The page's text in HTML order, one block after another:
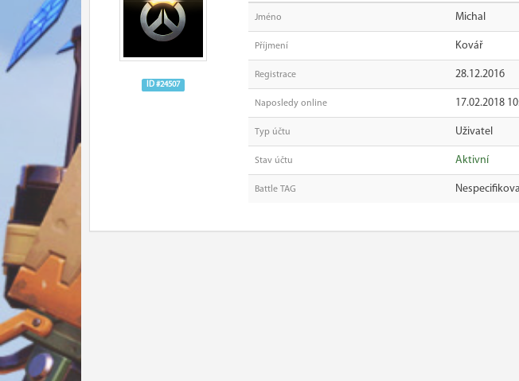
ID #24507
Jméno Michal
Příjmení Kovář
Registrace 28.12.2016
Naposledy online 17.02.2018
Typ účtu Uživatel
Stav účtu Aktivní
Battle TAG